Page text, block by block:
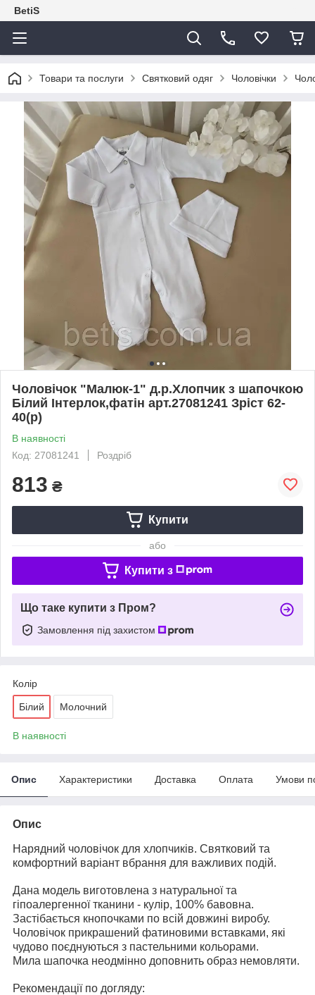
BetiS
Товари та послуги Святковий одяг Чоловічки
Чоловічок "Малюк-1" д.р.Хлопчик з шапочкою
Білий Інтерлок,фатін арт.27081241 Зріст 62-
40(р)
В наявності
Код: 27081241
Роздріб
813 ₴
Купити
або
Купити з
Що таке купити з Пром?
Замовлення під захистом
Колір
Білий Молочний
В наявності
Опис Характеристики Доставка Оплата Умови
Опис
Нарядний чоловічок для хлопчиків. Святковий та
комфортний варіант вбрання для важливих подій.
Дана модель виготовлена з натуральної та
гіпоалергенної тканини - кулір, 100% бавовна.
Застібається кнопочками по всій довжині виробу.
Чоловічок прикрашений фатиновими вставками, які
чудово поєднуються з пастельними кольорами.
Мила шапочка неодмінно доповнить образ немовляти.
Рекомендації по догляду: